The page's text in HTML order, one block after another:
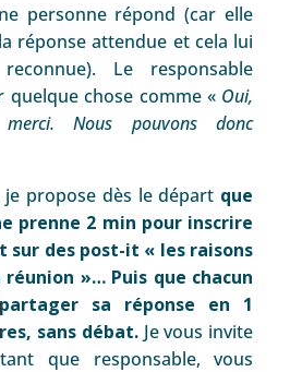
personne répond (car elle
réponse attendue et cela lui
Le responsable
quelque chose comme « Oui,
Nous pouvons donc
je propose dès le départ que
prenne 2 min pour inscrire
sur des post-it « les raisons
»… Puis que chacun
sa réponse en 1
sans débat.Je vous invite
que responsable, vous